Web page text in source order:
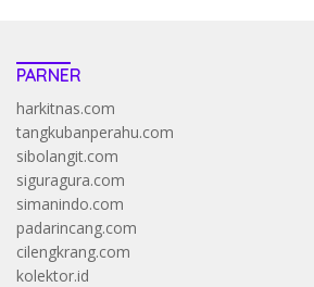
PARNER
harkitnas.com
tangkubanperahu.com
sibolangit.com
siguragura.com
simanindo.com
padarincang.com
cilengkrang.com
kolektor.id